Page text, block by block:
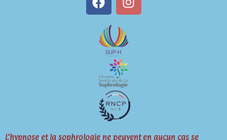
L’hypnose et la sophrologie ne peuvent en aucun cas se